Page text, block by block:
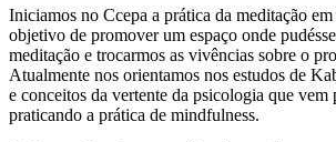
Iniciamos no Ccepa a prática da meditação
objetivo de promover um espaço onde
meditação e trocarmos as vivências sobre o
Atualmente nos orientamos nos estudos de
e conceitos da vertente da psicologia que vem
praticando a prática de mindfulness.